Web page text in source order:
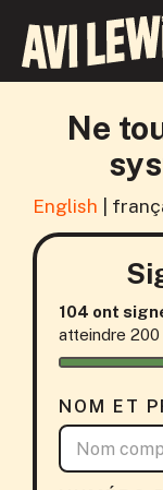
Ne
English
104 ont
atteindre 200
NOM ET